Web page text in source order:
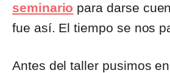
seminario para darse
fue así. El tiempo se nos
Antes del taller pusimos en